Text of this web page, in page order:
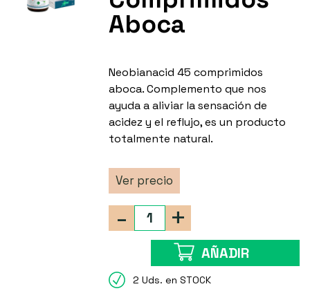
Aboca
Neobianacid 45 comprimidos
aboca. Complemento que nos
ayuda a aliviar la sensación de
acidez y el reflujo, es un producto
totalmente natural.
Ver precio
+
-
AÑADIR
2 Uds. en STOCK